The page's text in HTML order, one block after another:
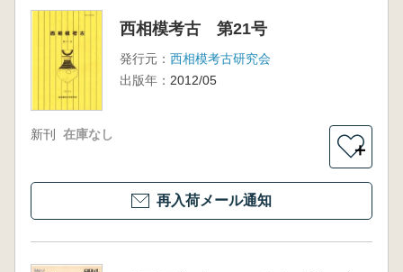
西相模考古 第21号
発行元： 西相模考古研究会
出版年： 2012/05
新刊 在庫なし
＋
再入荷メール通知